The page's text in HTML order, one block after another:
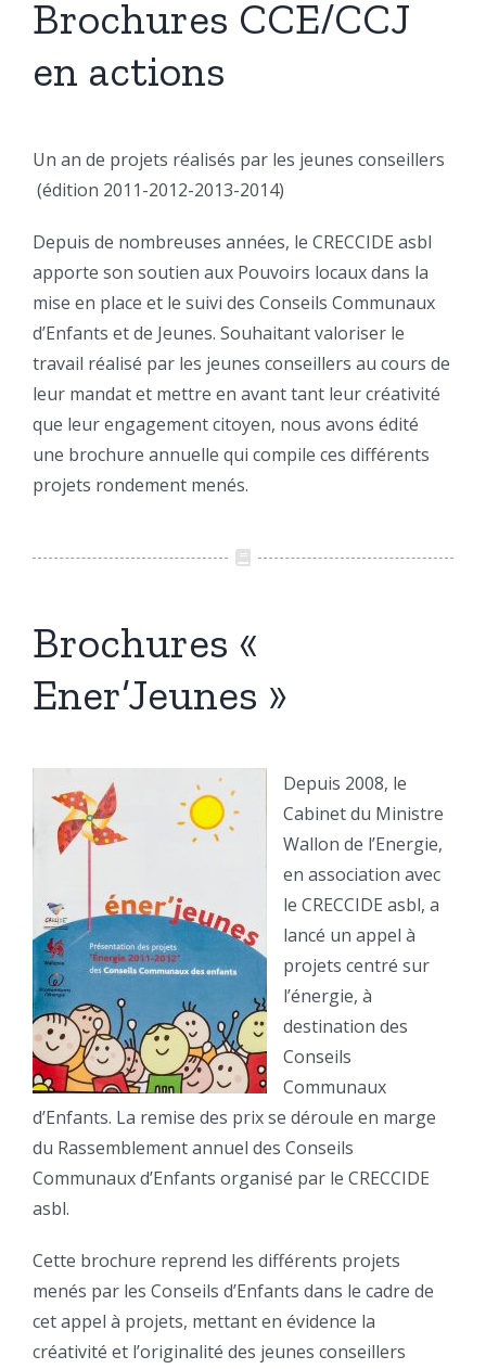
Brochures CCE/CCJ
en actions
Un an de projets réalisés par les jeunes conseillers
(édition 2011-2012-2013-2014)
Depuis de nombreuses années, le CRECCIDE asbl
apporte son soutien aux Pouvoirs locaux dans la
mise en place et le suivi des Conseils Communaux
d’Enfants et de Jeunes. Souhaitant valoriser le
travail réalisé par les jeunes conseillers au cours de
leur mandat et mettre en avant tant leur créativité
que leur engagement citoyen, nous avons édité
une brochure annuelle qui compile ces différents
projets rondement menés.
Brochures «
Ener’Jeunes »
Depuis 2008, le
Cabinet du Ministre
Wallon de l’Energie,
en association avec
le CRECCIDE asbl, a
lancé un appel à
projets centré sur
l’énergie, à
destination des
Conseils
Communaux
d’Enfants. La remise des prix se déroule en marge
du Rassemblement annuel des Conseils
Communaux d’Enfants organisé par le CRECCIDE
asbl.
Cette brochure reprend les différents projets
menés par les Conseils d’Enfants dans le cadre de
cet appel à projets, mettant en évidence la
créativité et l’originalité des jeunes conseillers